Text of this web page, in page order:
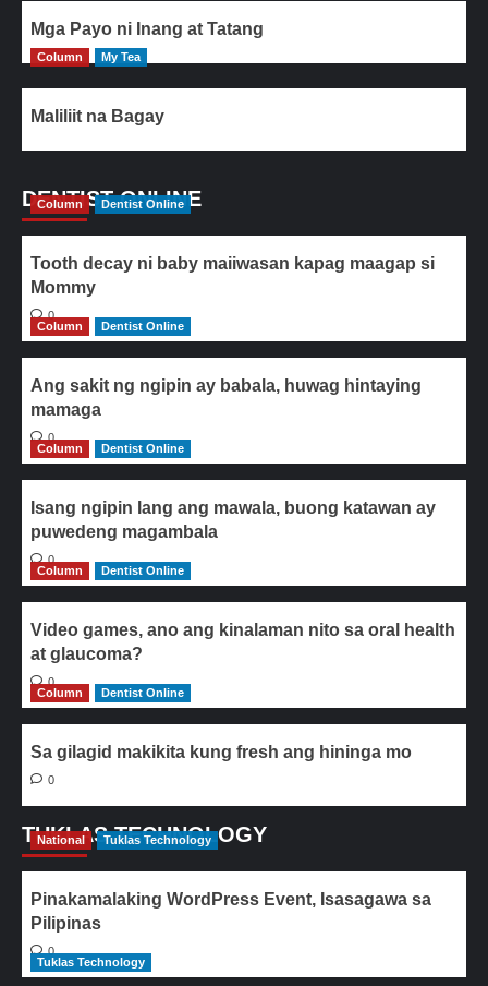
Mga Payo ni Inang at Tatang
Column My Tea
Maliliit na Bagay
DENTIST ONLINE
Column Dentist Online
Tooth decay ni baby maiiwasan kapag maagap si
Mommy
0
Column
Dentist Online
Ang sakit ng ngipin ay babala, huwag hintaying
mamaga
0
Column
Dentist Online
Isang ngipin lang ang mawala, buong katawan ay
puwedeng magambala
0
Column
Dentist Online
Video games, ano ang kinalaman nito sa oral health
at glaucoma?
0
Column
Dentist Online
Sa gilagid makikita kung fresh ang hininga mo
0
TUKLAS TECHNOLOGY
National Tuklas Technology
Pinakamalaking WordPress Event, Isasagawa sa
Pilipinas
0
Tuklas Technology